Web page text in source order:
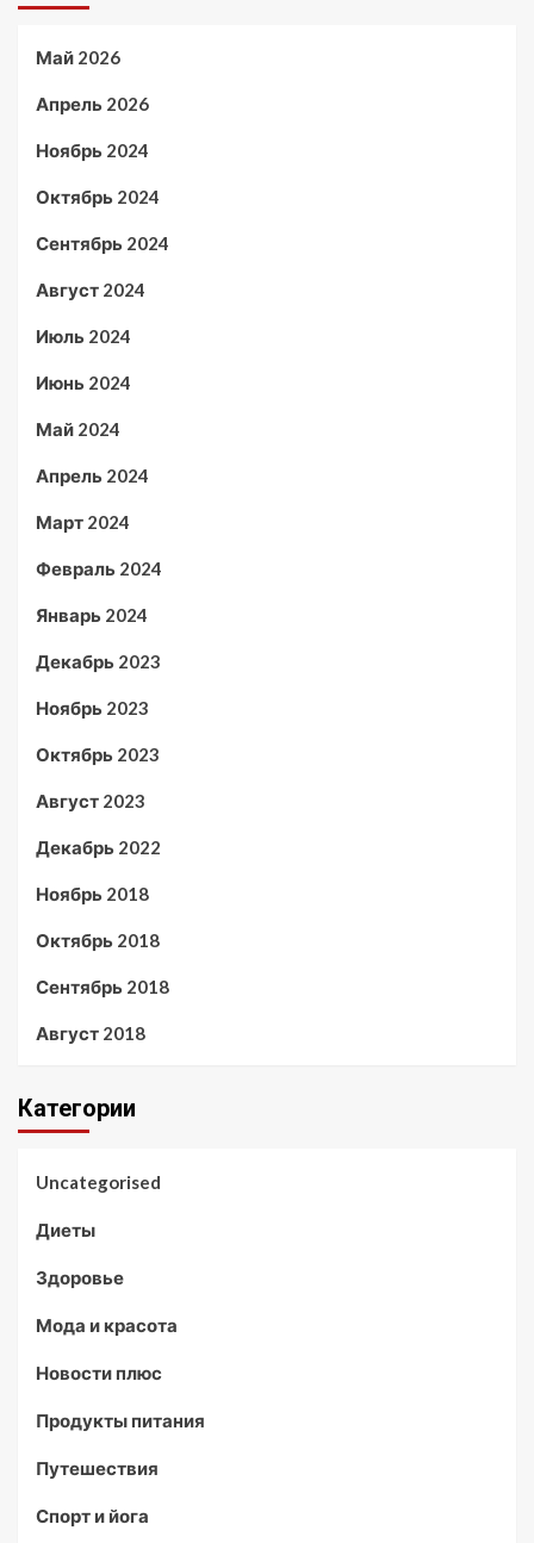
Май 2026
Апрель 2026
Ноябрь 2024
Октябрь 2024
Сентябрь 2024
Август 2024
Июль 2024
Июнь 2024
Май 2024
Апрель 2024
Март 2024
Февраль 2024
Январь 2024
Декабрь 2023
Ноябрь 2023
Октябрь 2023
Август 2023
Декабрь 2022
Ноябрь 2018
Октябрь 2018
Сентябрь 2018
Август 2018
Категории
Uncategorised
Диеты
Здоровье
Мода и красота
Новости плюс
Продукты питания
Путешествия
Спорт и йога